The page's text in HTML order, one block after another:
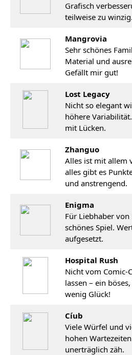
Grafisch
teilweise zu winzig.
Mangrovia
Sehr schönes
Material und
Gefällt mir gut!
Lost Legacy
Nicht so elegant
höhere
mit Lücken.
Zhanguo
Alles ist mit allem
alles gibt es
und anstrengend.
Enigma
Für Liebhaber von
schönes Spiel.
aufgesetzt.
Hospital Rush
Nicht vom Comic-
lassen – ein
wenig Glück!
Cíub
Viele Würfel und
hohen
unerträglich zäh.